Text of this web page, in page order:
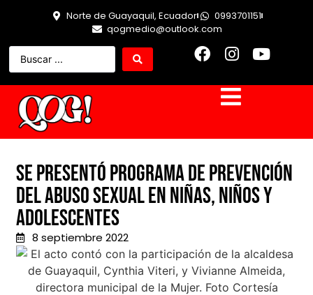
Norte de Guayaquil, Ecuador
0993701151
qogmedio@outlook.com
Se presentó programa de prevención
del abuso sexual en niñas, niños y
adolescentes
8 septiembre 2022